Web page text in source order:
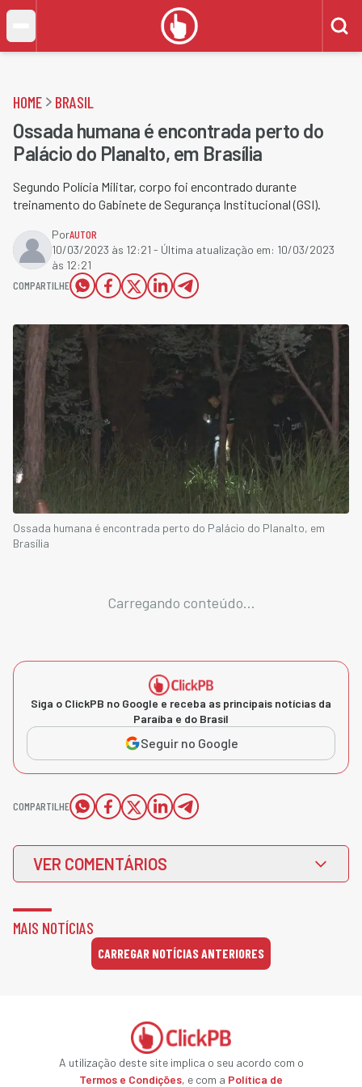
HOME BRASIL
Ossada humana é encontrada perto do
Palácio do Planalto, em Brasília
Segundo Polícia Militar, corpo foi encontrado durante
treinamento do Gabinete de Segurança Institucional (GSI).
PorAUTOR
10/03/2023 às 12:21 - Última atualização em: 10/03/2023
às 12:21
COMPARTILHE
Ossada humana é encontrada perto do Palácio do Planalto, em
Brasília
Carregando conteúdo...
Siga o ClickPB no Google e receba as principais notícias da
Paraíba e do Brasil
Seguir no Google
COMPARTILHE
VER COMENTÁRIOS
MAIS NOTÍCIAS
CARREGAR NOTÍCIAS ANTERIORES
A utilização deste site implica o seu acordo com o
Termos e Condições, e com a Política de